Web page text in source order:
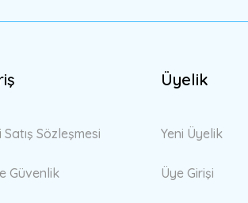
Sözleşmesi
Güvenlik
Üyelik
Yeni Üyelik
Üye Girişi